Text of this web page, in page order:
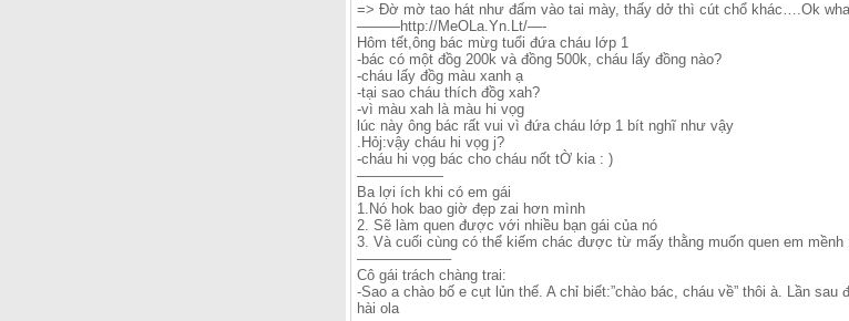
=> Đờ mờ tao hát như đấm vào tai mày, thấy dở thì cút chổ khác….Ok
———http://MeOLa.Yn.Lt/—-
Hôm tết,ông bác mừg tuổi đứa cháu lớp 1
-bác có một đồg 200k và đồng 500k, cháu lấy đồng nào?
-cháu lấy đồg màu xanh ạ
-tại sao cháu thích đồg xah?
-vì màu xah là màu hi vọg
lúc này ông bác rất vui vì đứa cháu lớp 1 bít nghĩ như vậy
.Hỏj:vậy cháu hi vọg j?
-cháu hi vọg bác cho cháu nốt tỜ kia : )
——————
Ba lợi ích khi có em gái
1.Nó hok bao giờ đẹp zai hơn mình
2. Sẽ làm quen được với nhiều bạn gái của nó
3. Và cuối cùng có thể kiếm chác được từ mấy thằng muốn quen em mềnh
——————–
Cô gái trách chàng trai:
-Sao a chào bố e cụt lủn thế. A chỉ biết:”chào bác, cháu về” thôi à. Lần
hài ola